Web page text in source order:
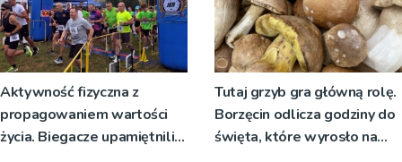
Aktywność fizyczna z
propagowaniem wartości
życia. Biegacze upamiętnili
Tutaj grzyb gra główną rolę.
Borzęcin odlicza godziny do
święta, które wyrosło na